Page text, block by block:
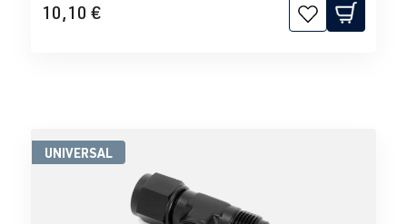
10,10 €
UNIVERSAL